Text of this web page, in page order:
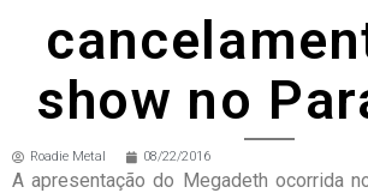
show no
Roadie Metal 08/22/2016
A apresentação do Megadeth ocorrida